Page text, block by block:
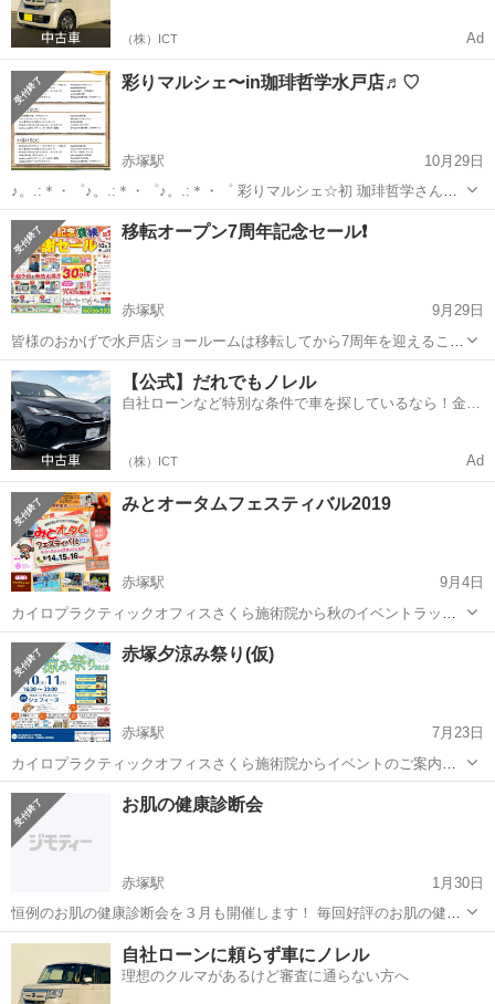
（株）ICT Ad
彩りマルシェ〜in珈琲哲学水戸店♬︎♡
赤塚駅
10月29日
♪。.:＊・゜♪。.:＊・゜♪。.:＊・゜ 彩りマルシェ☆初 珈琲哲学さんと
のコラボイベント☆彡 🌼日時：10/30（土）11時～16時 🌼場所：珈琲
哲学水戸店 茨城県水戸市加倉井...
茨城 赤塚駅 その他 珈琲
移転オープン7周年記念セール❗️
赤塚駅
9月29日
皆様のおかげで水戸店ショールームは移転してから7周年を迎えること
ができました。この日頃の感謝を込めて、水戸店7周年感謝セールの開
催が決定しました！ 本来ならばこれまで同様のイベントを行う予定で
したが今年はコロナの影響で断念...
茨城 水戸市 赤塚駅 その他
【公式】だれでもノレル
自社ローンなど特別な条件で車を探しているなら！金利
（株）ICT Ad
みとオータムフェスティバル2019
赤塚駅
9月4日
カイロプラクティックオフィスさくら施術院から秋のイベントラッシ
ュPART②です！♪ ( ´∀｀)人(´∀｀ )♪ 続いては昨年一昨年に引き続き
『太陽生命カップ2019 第10回全国中学生ラグビーフットボール大
会』&『みとオ...
茨城 水戸市 赤塚駅 その他
赤塚夕涼み祭り(仮)
赤塚駅
7月23日
カイロプラクティックオフィスさくら施術院からイベントのご案内で
す！♪( ´∀｀)人(´∀｀ )♪ 『赤塚夕涼み祭り(仮)』にカイロプラクティック
茨城 赤塚駅 その他
お肌の健康診断会
赤塚駅
1月30日
恒例のお肌の健康診断会を３月も開催します！ 毎回好評のお肌の健康
診断会。 ３月も新しいスタッフが担当します。 たくさんの方にお越し
いただき、スキルアップに協力してください！＼(^^)／ 普段のスキン
ケアの見直...
茨城 水戸市 赤塚駅 その他 時間帯
自社ローンに頼らず車にノレル
理想のクルマがあるけど審査に通らない方へ